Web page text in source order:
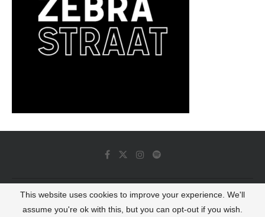
© 2022 - Luminous Dash All Rights Reserved
This website uses cookies to improve your experience. We'll
assume you're ok with this, but you can opt-out if you wish.